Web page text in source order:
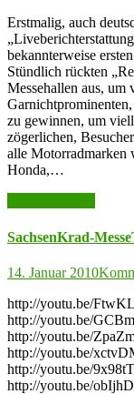
Erstmalig, auch
bekannterweise
Stündlich rückten
Messehallen aus, um
zu gewinnen, um
zögerlichen,
alle
Honda,…
SachsenKrad-
14. Januar 2010
http://youtu.be/
http://youtu.be/
http://youtu.be/
http://youtu.be/
http://youtu.be/
http://youtu.be/